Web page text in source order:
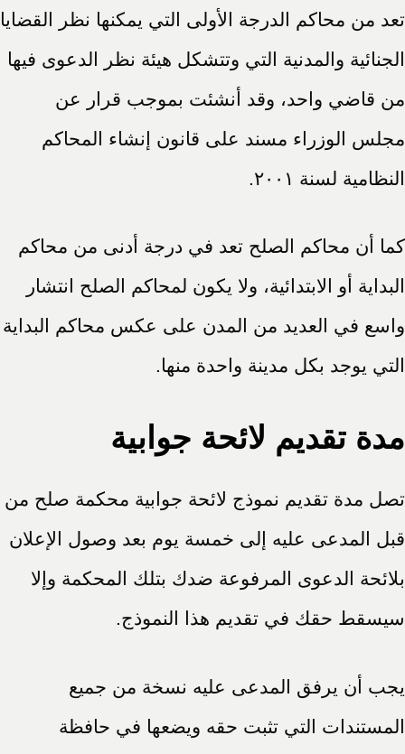
تعد من محاكم الدرجة الأولى التي يمكنها نظر القضايا
الجنائية والمدنية التي وتتشكل هيئة نظر الدعوى فيها
من قاضي واحد، وقد أنشئت بموجب قرار عن
مجلس الوزراء مسند على قانون إنشاء المحاكم
النظامية لسنة ٢٠٠١.
كما أن محاكم الصلح تعد في درجة أدنى من محاكم
البداية أو الابتدائية، ولا يكون لمحاكم الصلح انتشار
واسع في العديد من المدن على عكس محاكم البداية
التي يوجد بكل مدينة واحدة منها.
مدة تقديم لائحة جوابية
تصل مدة تقديم نموذج لائحة جوابية محكمة صلح من
قبل المدعى عليه إلى خمسة يوم بعد وصول الإعلان
بلائحة الدعوى المرفوعة ضدك بتلك المحكمة وإلا
سيسقط حقك في تقديم هذا النموذج.
يجب أن يرفق المدعى عليه نسخة من جميع
المستندات التي تثبت حقه ويضعها في حافظة